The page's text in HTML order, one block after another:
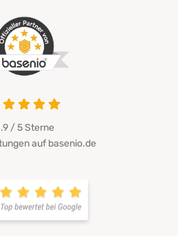
/ 5Sterne
auf basenio.de